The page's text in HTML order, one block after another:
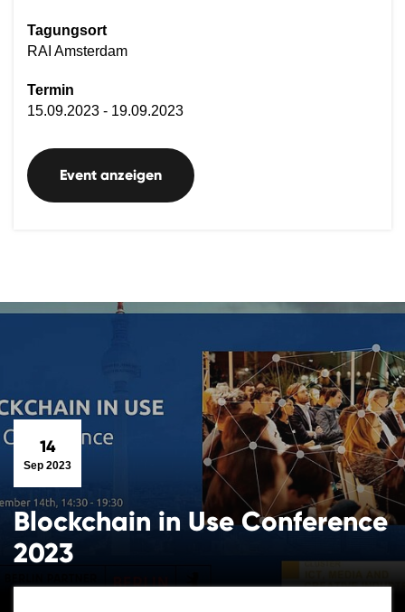
Tagungsort
RAI Amsterdam
Termin
15.09.2023 - 19.09.2023
Event anzeigen
14
Sep 2023
Blockchain in Use Conference
2023